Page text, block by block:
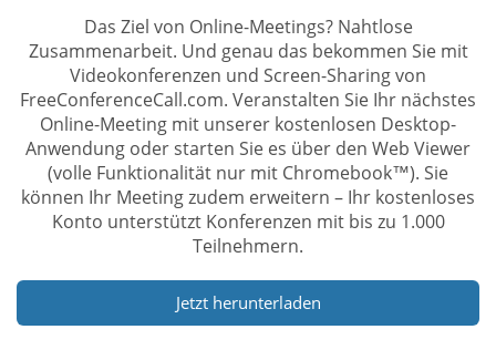
Das Ziel von Online-Meetings? Nahtlose
Zusammenarbeit. Und genau das bekommen Sie mit
Videokonferenzen und Screen-Sharing von
FreeConferenceCall.com. Veranstalten Sie Ihr nächstes
Online-Meeting mit unserer kostenlosen Desktop-
Anwendung oder starten Sie es über den Web Viewer
(volle Funktionalität nur mit Chromebook™). Sie
können Ihr Meeting zudem erweitern – Ihr kostenloses
Konto unterstützt Konferenzen mit bis zu 1.000
Teilnehmern.
Jetzt herunterladen